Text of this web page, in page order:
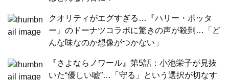
クオリティがエグすぎる…『ハリー・ポッタ
ー』のドーナツコラボに驚きの声が殺到…「ど
んな味なのか想像がつかない」
『さよならノワール』第5話：小池栄子が見抜
いた“優しい嘘”…「守る」という選択が切なす